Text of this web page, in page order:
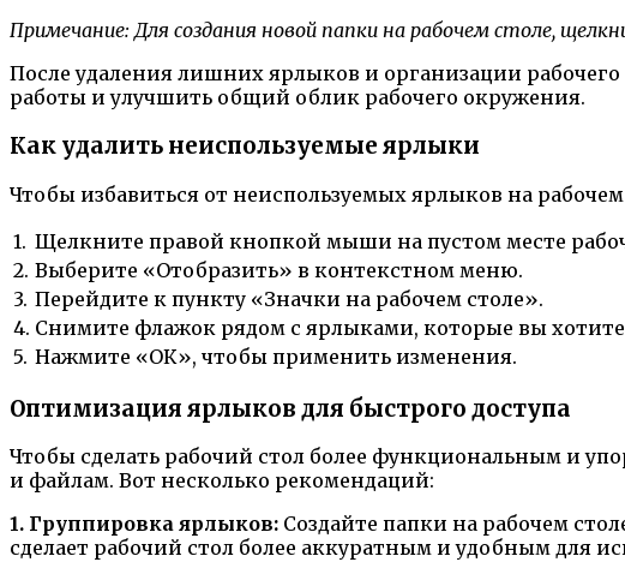
Примечание: Для создания новой папки на рабочем столе,
После удаления лишних ярлыков и организации
работы и улучшить общий облик рабочего окружения.
Как удалить неиспользуемые ярлыки
Чтобы избавиться от неиспользуемых ярлыков на
1. Щелкните правой кнопкой мыши на пустом месте
2. Выберите «Отобразить» в контекстном меню.
3. Перейдите к пункту «Значки на рабочем столе».
4. Снимите флажок рядом с ярлыками, которые вы хотите
5. Нажмите «ОК», чтобы применить изменения.
Оптимизация ярлыков для быстрого доступа
Чтобы сделать рабочий стол более функциональным и
и файлам. Вот несколько рекомендаций:
1. Группировка ярлыков: Создайте папки на рабочем
сделает рабочий стол более аккуратным и удобным для